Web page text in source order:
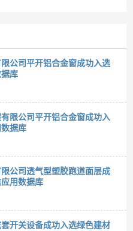
公司平开铝合金窗成功入选
库
限公司平开铝合金窗成功入
据库
公司透气型塑胶跑道面层成
用数据库
开关设备成功入选绿色建材